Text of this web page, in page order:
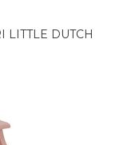
LITTLE DUTCH